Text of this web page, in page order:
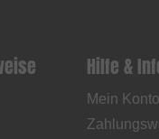
Hilfe &
Mein Konto